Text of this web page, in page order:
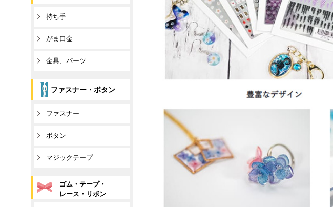
持ち手
がま口金
金具、パーツ
ファスナー・ボタン
ファスナー
ボタン
マジックテープ
ゴム・テープ・
レース・リボン